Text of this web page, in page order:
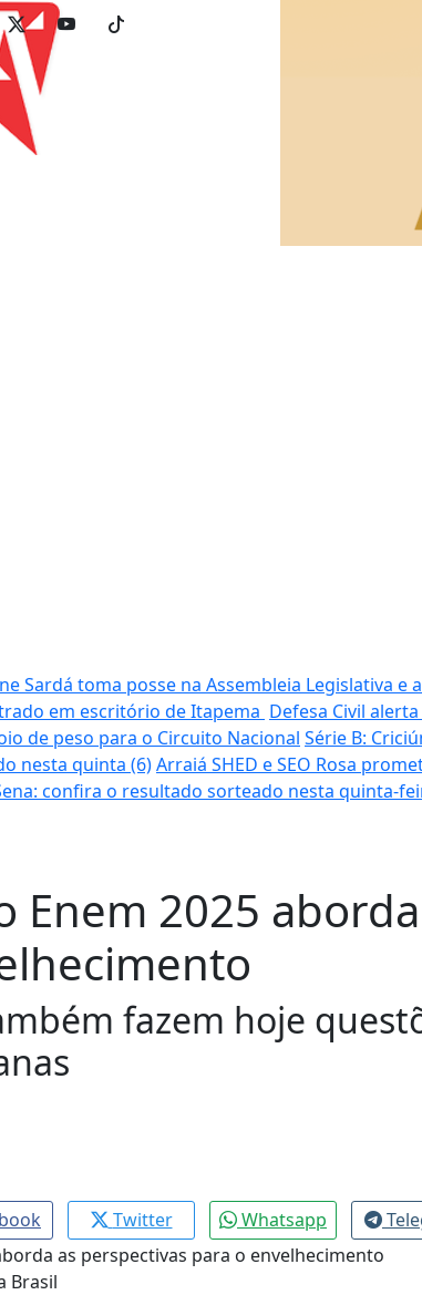
Sardá toma posse na Assembleia Legislativa
em escritório de Itapema Defesa Civil
de peso para o Circuito Nacional Série B:
nesta quinta (6)Arraiá SHED e SEO Rosa
confira o resultado sorteado nesta quinta-
Enem 2025
fazem hoje
Twitter Whatsapp
Brasil